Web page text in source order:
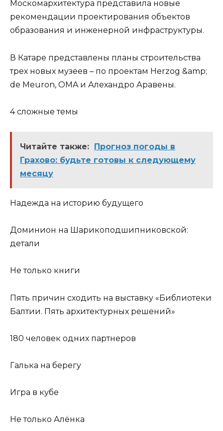
Москомархитектура представила новые
рекомендации проектирования объектов
образования и инженерной инфраструктуры.
В Катаре представлены планы строительства
трех новых музеев – по проектам Herzog &amp;
de Meuron, OMA и Алехандро Аравены.
4 сложные темы
Читайте также: Прогноз погоды в
Грахово: будьте готовы к следующему
месяцу
Надежда на историю будущего
Доминион на Шарикоподшипниковской:
детали
Не только книги
Пять причин сходить на выставку «Библиотеки
Балтии. Пять архитектурных решений»
180 человек одних партнеров
Галька на берегу
Игра в кубе
Не только Алёнка